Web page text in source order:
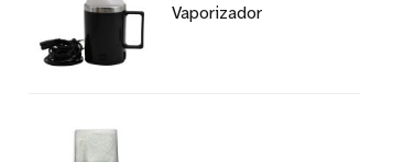
Vaporizador